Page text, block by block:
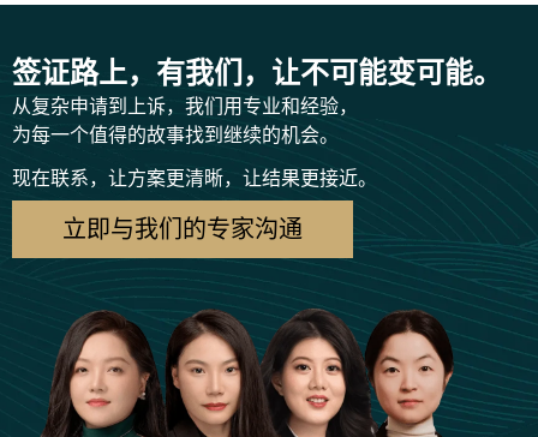
签证路上，有我们，让不可能变可能。
从复杂申请到上诉，我们用专业和经验，
为每一个值得的故事找到继续的机会。
现在联系，让方案更清晰，让结果更接近。
立即与我们的专家沟通